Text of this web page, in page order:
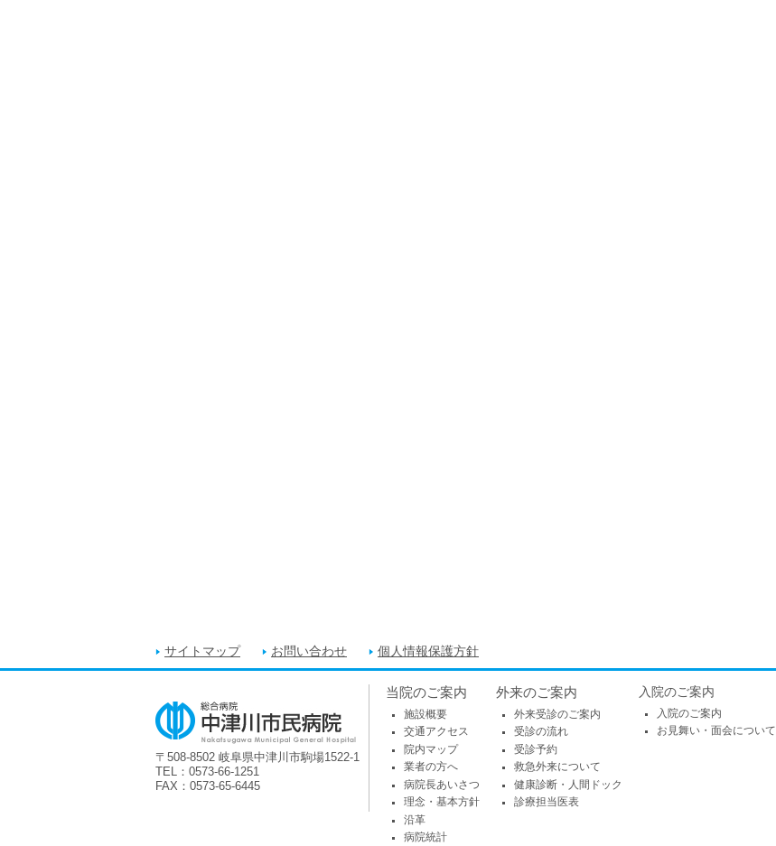
サイトマップ お問い合わせ 個人情報保護方針
〒508-8502 岐阜県中津川市駒場1522-1
TEL：0573-66-1251
FAX：0573-65-6445
当院のご案内
施設概要
交通アクセス
院内マップ
業者の方へ
病院長あいさつ
理念・基本方針
沿革
病院統計
外来のご案内
外来受診のご案内
受診の流れ
受診予約
救急外来について
健康診断・人間ドック
診療担当医表
入院のご案内
入院のご案内
お見舞い・面会について